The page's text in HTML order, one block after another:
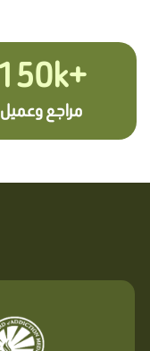
+150k
مراجع وعميل